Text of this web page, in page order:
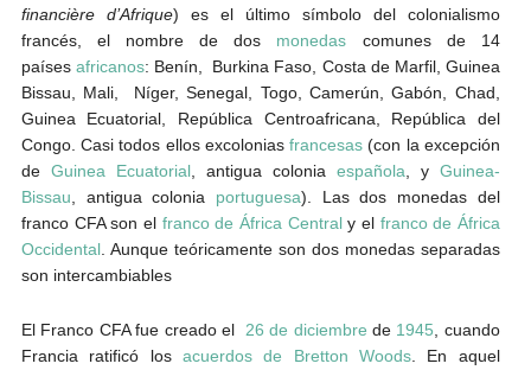
financière d’Afrique) es el último símbolo del colonialismo
francés, el nombre de dos monedas comunes de 14
paísesafricanos: Benín, Burkina Faso, Costa de Marfil, Guinea
Bissau, Mali, Níger, Senegal, Togo, Camerún, Gabón, Chad,
Guinea Ecuatorial, República Centroafricana, República del
Congo. Casi todos ellos excoloniasfrancesas (con la excepción
de Guinea Ecuatorial, antigua colonia española , y Guinea-
Bissau , antigua colonia portuguesa). Las dos monedas del
franco CFA son el franco de África Centraly el franco de África
Occidental. Aunque teóricamente son dos monedas separadas
son intercambiables
El Franco CFA fue creado el 26 de diciembre de 1945 , cuando
Francia ratificó losacuerdos de Bretton Woods . En aquel